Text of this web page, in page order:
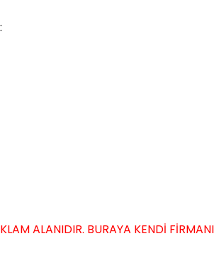
ALANIDIR. BURAYA KENDİ